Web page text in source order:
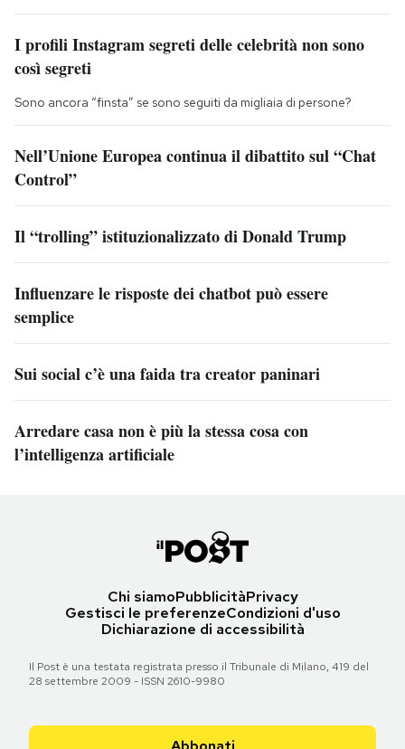
I profili Instagram segreti delle celebrità non sono
così segreti
Sono ancora “finsta” se sono seguiti da migliaia di persone?
Nell’Unione Europea continua il dibattito sul “Chat
Control”
Il “trolling” istituzionalizzato di Donald Trump
Influenzare le risposte dei chatbot può essere
semplice
Sui social c’è una faida tra creator paninari
Arredare casa non è più la stessa cosa con
l’intelligenza artificiale
Chi siamoPubblicitàPrivacy
Gestisci le preferenzeCondizioni d'uso
Dichiarazione di accessibilità
Il Post è una testata registrata presso il Tribunale di Milano, 419 del
28 settembre 2009 - ISSN 2610-9980